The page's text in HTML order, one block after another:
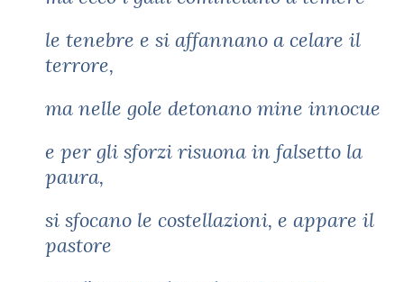
le tenebre e si affannano a celare il
terrore,
ma nelle gole detonano mine innocue
e per gli sforzi risuona in falsetto la
paura,
si sfocano le costellazioni, e appare il
pastore